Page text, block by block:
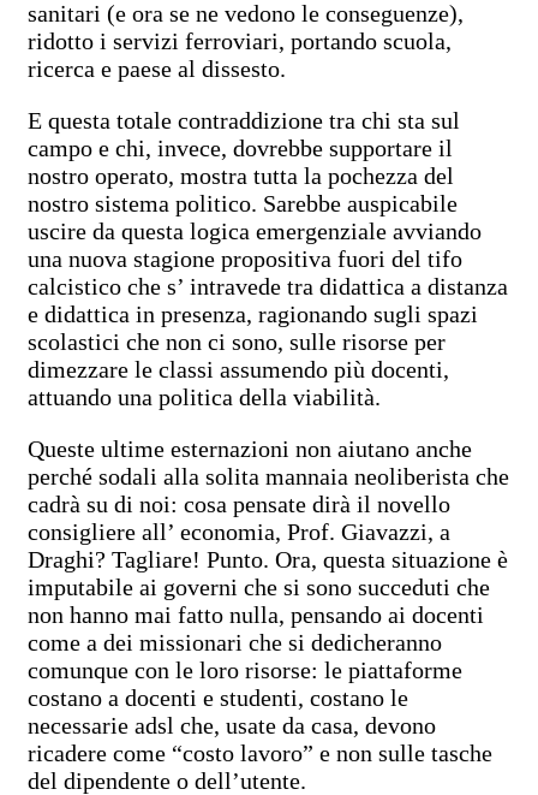
sanitari (e ora se ne vedono le conseguenze),
ridotto i servizi ferroviari, portando scuola,
ricerca e paese al dissesto.
E questa totale contraddizione tra chi sta sul
campo e chi, invece, dovrebbe supportare il
nostro operato, mostra tutta la pochezza del
nostro sistema politico. Sarebbe auspicabile
uscire da questa logica emergenziale avviando
una nuova stagione propositiva fuori del tifo
calcistico che s’ intravede tra didattica a distanza
e didattica in presenza, ragionando sugli spazi
scolastici che non ci sono, sulle risorse per
dimezzare le classi assumendo più docenti,
attuando una politica della viabilità.
Queste ultime esternazioni non aiutano anche
perché sodali alla solita mannaia neoliberista che
cadrà su di noi: cosa pensate dirà il novello
consigliere all’ economia, Prof. Giavazzi, a
Draghi? Tagliare! Punto. Ora, questa situazione è
imputabile ai governi che si sono succeduti che
non hanno mai fatto nulla, pensando ai docenti
come a dei missionari che si dedicheranno
comunque con le loro risorse: le piattaforme
costano a docenti e studenti, costano le
necessarie adsl che, usate da casa, devono
ricadere come “costo lavoro” e non sulle tasche
del dipendente o dell’utente.